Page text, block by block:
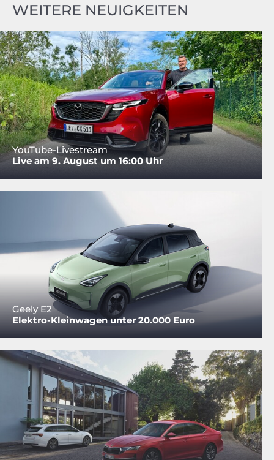
WEITERE NEUIGKEITEN
YouTube-Livestream
Live am 9. August um 16:00 Uhr
Geely E2
Elektro-Kleinwagen unter 20.000 Euro